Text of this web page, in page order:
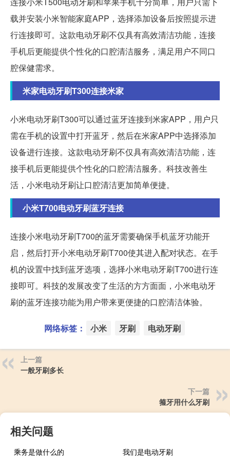
载并安装小米智能家庭APP，选择添加设备后按照提示进
行连接即可。这款电动牙刷不仅具有高效清洁功能，连接
手机后更能提供个性化的口腔清洁服务，满足用户不同口
腔保健需求。
米家电动牙刷T300连接米家
小米电动牙刷T300可以通过蓝牙连接到米家APP，用户只
需在手机的设置中打开蓝牙，然后在米家APP中选择添加
设备进行连接。这款电动牙刷不仅具有高效清洁功能，连
接手机后更能提供个性化的口腔清洁服务。科技改善生
活，小米电动牙刷让口腔清洁更加简单便捷。
小米T700电动牙刷蓝牙连接
连接小米电动牙刷T700的蓝牙需要确保手机蓝牙功能开
启，然后打开小米电动牙刷T700使其进入配对状态。在手
机的设置中找到蓝牙选项，选择小米电动牙刷T700进行连
接即可。科技的发展改变了生活的方方面面，小米电动牙
刷的蓝牙连接功能为用户带来更便捷的口腔清洁体验。
网络标签： 小米 牙刷 电动牙刷
上一篇
一般牙刷多长
下一篇
箍牙用什么牙刷
相关问题
乘务是做什么的
我们是电动牙刷